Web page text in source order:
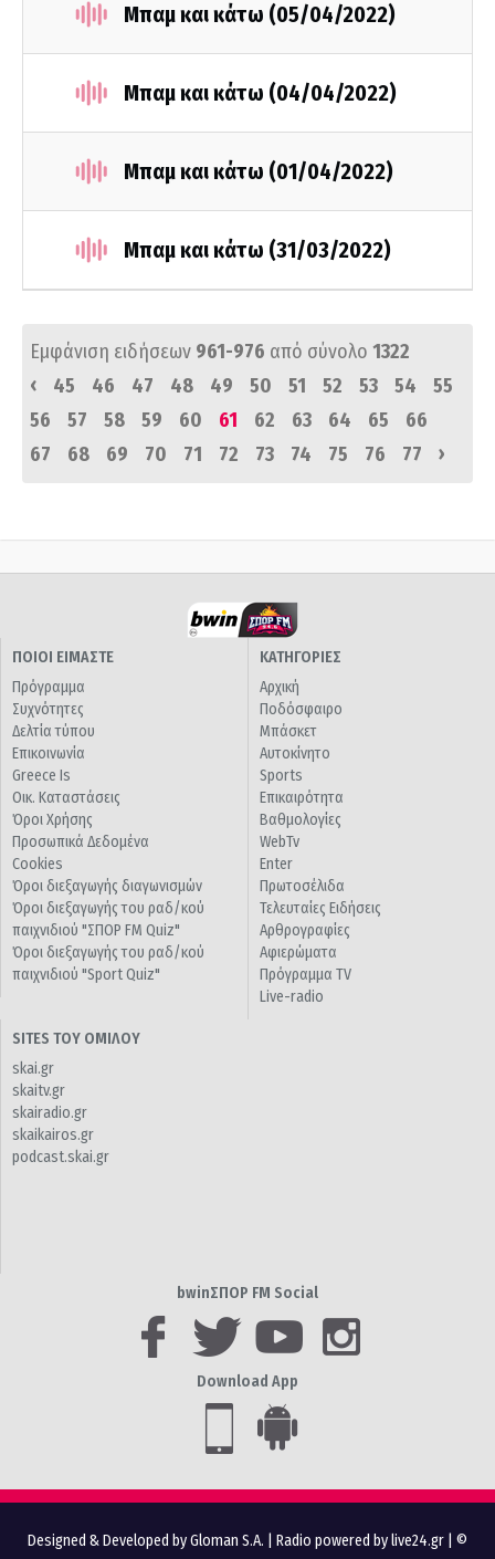
Μπαμ και κάτω (05/04/2022)
Μπαμ και κάτω (04/04/2022)
Μπαμ και κάτω (01/04/2022)
Μπαμ και κάτω (31/03/2022)
Εμφάνιση ειδήσεων 961-976 από σύνολο 1322
‹
45 46 47 48 49 50 51 52 53 54
55
56
57 58 59 60 61 62 63 64 65
66
67
68 69 70 71 72 73 74 75 76 77 ›
ΠΟΙΟΙ ΕΙΜΑΣΤΕ
Πρόγραμμα
Συχνότητες
Δελτία τύπου
Επικοινωνία
Greece Is
Οικ. Καταστάσεις
Όροι Χρήσης
Προσωπικά Δεδομένα
Cookies
Όροι διεξαγωγής διαγωνισμών
Όροι διεξαγωγής του ραδ/κού
παιχνιδιού "ΣΠΟΡ FM Quiz"
Όροι διεξαγωγής του ραδ/κού
παιχνιδιού "Sport Quiz"
ΚΑΤΗΓΟΡΙΕΣ
Αρχική
Ποδόσφαιρο
Μπάσκετ
Αυτοκίνητο
Sports
Επικαιρότητα
Βαθμολογίες
WebTv
Enter
Πρωτοσέλιδα
Τελευταίες Ειδήσεις
Αρθρογραφίες
Αφιερώματα
Πρόγραμμα TV
Live-radio
SITES ΤΟΥ ΟΜΙΛΟΥ
skai.gr
skaitv.gr
skairadio.gr
skaikairos.gr
podcast.skai.gr
bwinΣΠΟΡ FM Social
Download App
Designed & Developed by Gloman S.A. Radio powered by live24.gr | ©